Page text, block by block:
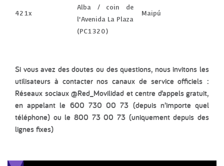
421x
Alba / coin de
l’Avenida La Plaza
(PC1320)
Maipú
Si vous avez des doutes ou des questions, nous invitons les
utilisateurs à contacter nos canaux de service officiels :
Réseaux sociaux @Red_Movilidad et centre d’appels gratuit,
en appelant le 600 730 00 73 (depuis n’importe quel
téléphone) ou le 800 73 00 73 (uniquement depuis des
lignes fixes)